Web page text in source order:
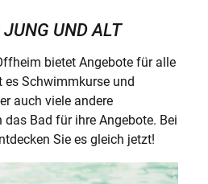
JUNG UND ALT
bietet Angebote für alle
es Schwimmkurse und
auch viele andere
Bad für ihre Angebote. Bei
Sie es gleich jetzt!